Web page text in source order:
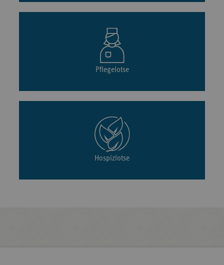
Pflegelotse
Hospizlotse